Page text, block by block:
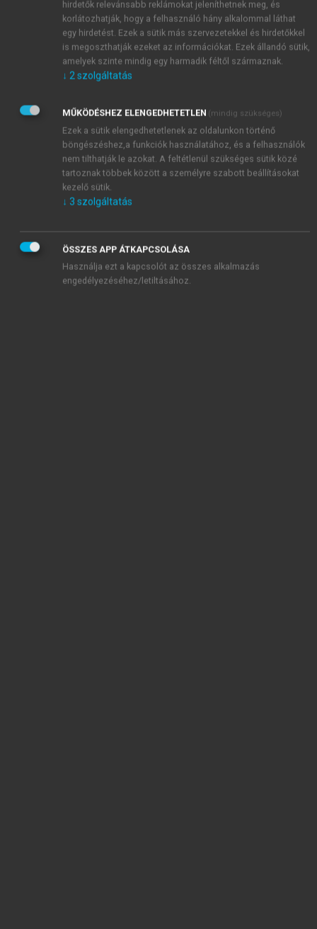
A járványok „nyomon követésének” egyik
eszköze az 1850-es évektől eredményesen
alkalmazott orvosi statisztika lett, amely regisztrálta
az eseteket, a járványok nagyságát, folyamatosan
megjelölte a jelentkezés helyét, időpontját és a
módszerrel jól nyomon követhető a 19. század
közepétől a gyermek epidémiák is, amelyek
elsősorban a 0–1, illetve az 5–10 éves gyermekek
körében jelentettek rendkívül magas halálozást. Az
összes elhaltak 54%-át 10 éven aluli gyermek, ezen
belül 35,6%-ot a 0–1 éves csecsemő volt. A halál oka
nagy részét a kanyaró, a vörheny, a hastífusz és a
gyermekjárványok elsősorban a rossz higiénés
viszonyok között élő családok, az 1880-as évektől
pedig a zsúfolt városi környezetben jelentett komoly
hirdetők relevánsabb reklámokat jeleníthetnek meg, és
korlátozhatják, hogy a felhasználó hány alkalommal láthat
egy hirdetést. Ezek a sütik más szervezetekkel és hirdetőkkel
is megoszthatják ezeket az információkat. Ezek állandó sütik,
amelyek szinte mindig egy harmadik féltől származnak.
↓ 2szolgáltatás
MŰKÖDÉSHEZ ELENGEDHETETLEN (mindig szükséges)
Ezek a sütik elengedhetetlenek az oldalunkon történő
böngészéshez,a funkciók használatához, és a felhasználók
nem tilthatják le azokat. A feltétlenül szükséges sütik közé
tartoznak többek között a személyre szabott beállításokat
kezelő sütik.
↓ 3 szolgáltatás
ÖSSZES APP ÁTKAPCSOLÁSA
Használja ezt a kapcsolót az összes alkalmazás
engedélyezéséhez/letiltásához.